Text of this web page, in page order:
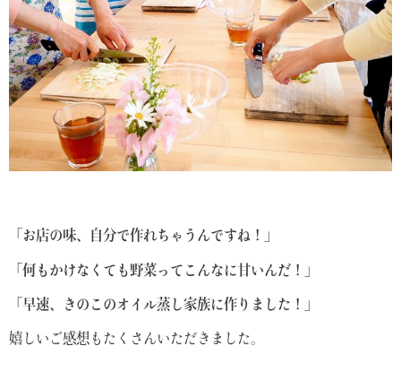
「お店の味、自分で作れちゃうんですね！」
「何もかけなくても野菜ってこんなに甘いんだ！」
「早速、きのこのオイル蒸し家族に作りました！」
嬉しいご感想もたくさんいただきました。